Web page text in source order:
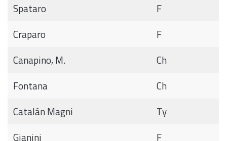
Spataro
F
Craparo
F
Canapino, M.
Ch
Fontana
Ch
Catalán Magni
Ty
Gianini
F